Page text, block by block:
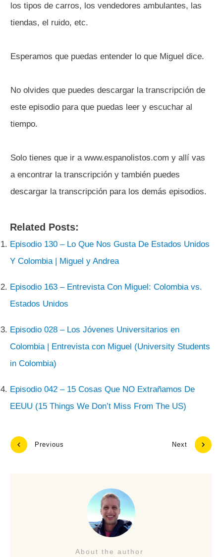
los tipos de carros, los vendedores ambulantes, las
tiendas, el ruido, etc.
Esperamos que puedas entender lo que Miguel dice.
No olvides que puedes descargar la transcripción de
este episodio para que puedas leer y escuchar al
tiempo.
Solo tienes que ir a www.espanolistos.com y allí vas
a encontrar la transcripción y también puedes
descargar la transcripción para los demás episodios.
Related Posts:
Episodio 130 – Lo Que Nos Gusta De Estados Unidos
Y Colombia | Miguel y Andrea
Episodio 163 – Entrevista Con Miguel: Colombia vs.
Estados Unidos
Episodio 028 – Los Jóvenes Universitarios en
Colombia | Entrevista con Miguel (University Students
in Colombia)
Episodio 042 – 15 Cosas Que NO Extrañamos De
EEUU (15 Things We Don’t Miss From The US)
Previous Next
About the author